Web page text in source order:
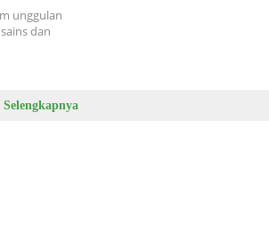
unggulan
dan
Selengkapnya